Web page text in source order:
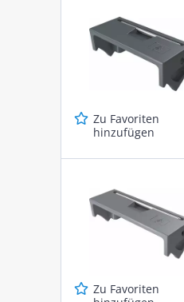
Zu Favoriten
hinzufügen
Zu Favoriten